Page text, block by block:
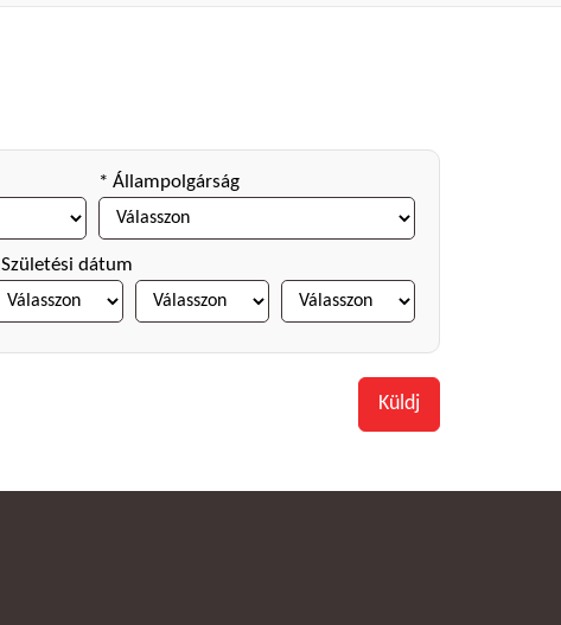
* Állampolgárság
Születési dátum